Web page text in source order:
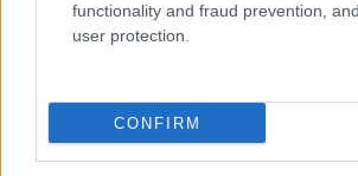
functionality and fraud prevention,
user protection.
CONFIRM
A kormányközi konzultáció során az